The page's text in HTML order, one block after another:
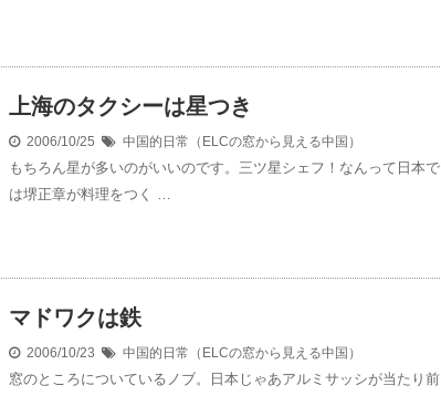
上海のタクシーは星つき
2006/10/25 中国的日常（ELCの窓から見える中国）
もちろん星が多いのがいいのです。三ツ星シェフ！なんって日本で
は堺正章が料理をつく …
マドワクは鉄
2006/10/23 中国的日常（ELCの窓から見える中国）
窓のところについているノブ。日本じゃあアルミサッシが当たり前